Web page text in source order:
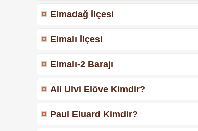
Elmadağ İlçesi
Elmalı İlçesi
Elmalı-2 Barajı
Ali Ulvi Elöve Kimdir?
Paul Eluard Kimdir?